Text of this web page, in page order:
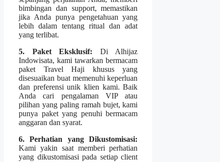
bimbingan dan support, memastikan
jika Anda punya pengetahuan yang
lebih dalam tentang ritual dan adat
yang terlibat.
5. Paket Eksklusif: Di Alhijaz
Indowisata, kami tawarkan bermacam
paket Travel Haji khusus yang
disesuaikan buat memenuhi keperluan
dan preferensi unik klien kami. Baik
Anda cari pengalaman VIP atau
pilihan yang paling ramah bujet, kami
punya paket yang penuhi bermacam
anggaran dan syarat.
6. Perhatian yang Dikustomisasi:
Kami yakin saat memberi perhatian
yang dikustomisasi pada setiap client